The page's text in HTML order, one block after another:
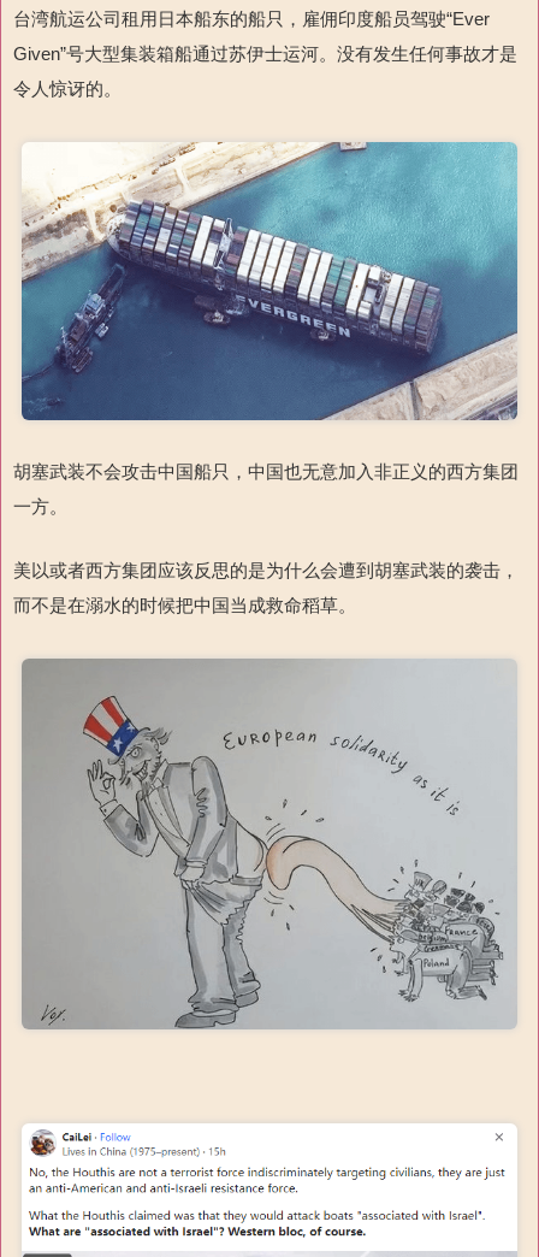
台湾航运公司租用日本船东的船只，雇佣印度船员驾驶“Ever
Given”号大型集装箱船通过苏伊士运河。没有发生任何事故才是
令人惊讶的。
胡塞武装不会攻击中国船只，中国也无意加入非正义的西方集团
一方。
美以或者西方集团应该反思的是为什么会遭到胡塞武装的袭击，
而不是在溺水的时候把中国当成救命稻草。